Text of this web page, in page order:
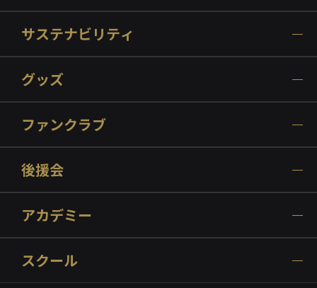
サステナビリティ
グッズ
ファンクラブ
後援会
アカデミー
スクール